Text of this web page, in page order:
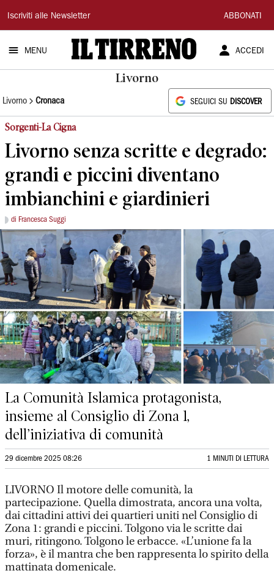
Il
Tirreno
Iscriviti alle Newsletter ABBONATI
MENU ACCEDI
Livorno
Livorno Cronaca SEGUICI SU DISCOVER
Sorgenti-La Cigna
Livorno senza scritte e degrado:
grandi e piccini diventano
imbianchini e giardinieri
di Francesca Suggi
La Comunità Islamica protagonista,
insieme al Consiglio di Zona 1,
dell’iniziativa di comunità
29 dicembre 2025 08:26 1 MINUTI DI LETTURA
LIVORNO Il motore delle comunità, la
partecipazione. Quella dimostrata, ancora una volta,
dai cittadini attivi dei quartieri uniti nel Consiglio di
Zona 1: grandi e piccini. Tolgono via le scritte dai
muri, ritingono. Tolgono le erbacce. «L’unione fa la
forza», è il mantra che ben rappresenta lo spirito della
mattinata domenicale.